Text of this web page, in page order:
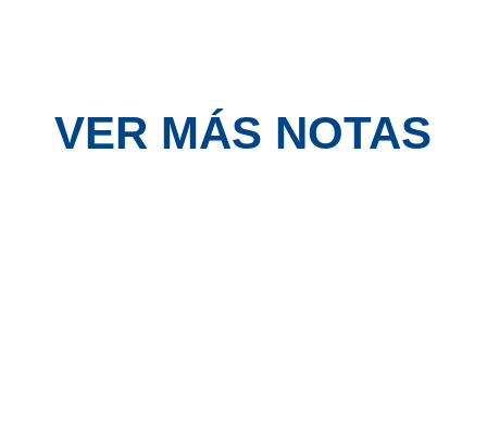
VER MÁS NOTAS